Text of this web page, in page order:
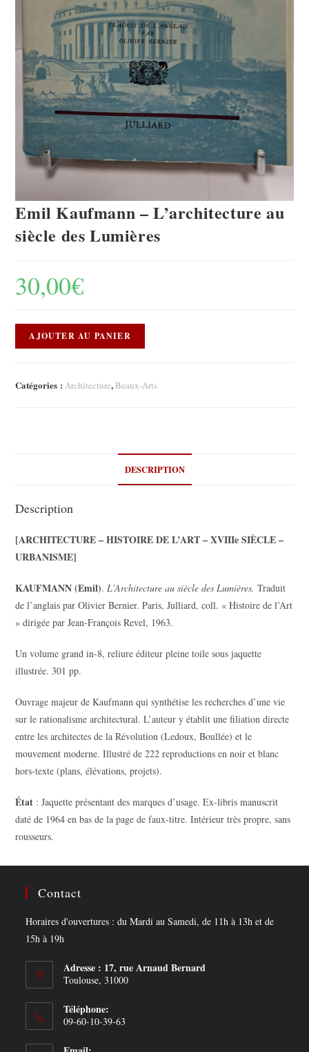
Emil Kaufmann – L’architecture au
siècle des Lumières
30,00€
AJOUTER AU PANIER
Catégories :Architecture, Beaux-Arts
DESCRIPTION
Description
[ARCHITECTURE – HISTOIRE DE L’ART – XVIIIe SIÈCLE –
URBANISME]
KAUFMANN (Emil). L’Architecture au siècle des Lumières. Traduit
de l’anglais par Olivier Bernier. Paris, Julliard, coll. « Histoire de l’Art
» dirigée par Jean-François Revel, 1963.
Un volume grand in-8, reliure éditeur pleine toile sous jaquette
illustrée. 301 pp.
Ouvrage majeur de Kaufmann qui synthétise les recherches d’une vie
sur le rationalisme architectural. L’auteur y établit une filiation directe
entre les architectes de la Révolution (Ledoux, Boullée) et le
mouvement moderne. Illustré de 222 reproductions en noir et blanc
hors-texte (plans, élévations, projets).
État : Jaquette présentant des marques d’usage. Ex-libris manuscrit
daté de 1964 en bas de la page de faux-titre. Intérieur très propre, sans
rousseurs.
Contact
Horaires d'ouvertures : du Mardi au Samedi, de 11h à 13h et de
15h à 19h
Adresse : 17, rue Arnaud Bernard
Toulouse, 31000
Téléphone:
09-60-10-39-63